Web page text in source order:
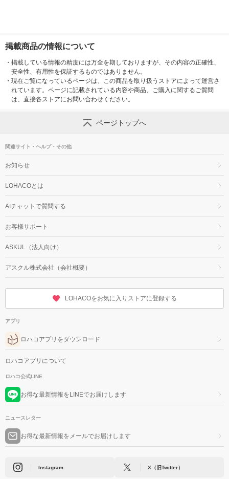
掲載商品の情報について
・ 掲載している情報の精度には万全を期しておりますが、その内容の正確性、
安全性、有用性を保証するものではありません。
・ 現在ご覧になっているページは、この商品を取り扱うストアによって運営さ
れています。ページに記載されている内容や商品、ご購入に関するご質問
は、直接各ストアにお問い合わせください。
ページトップへ
関連サイト・ヘルプ・その他
お知らせ
LOHACOとは
AIチャットで質問する
お客様サポート
ASKUL（法人向け）
アスクル株式会社（会社概要）
LOHACOをお気に入りストアに登録する
アプリ
ロハコアプリをダウンロード
ロハコアプリについて
ロハコ公式LINE
お得な最新情報をLINEでお届けします
ニュースレター
お得な最新情報をメールでお届けします
Instagram X（旧Twitter）